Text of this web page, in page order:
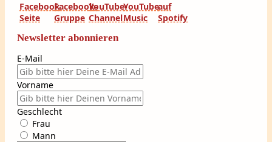
Newsletter abonnieren
E-Mail
Vorname
Geschlecht
Frau
Mann